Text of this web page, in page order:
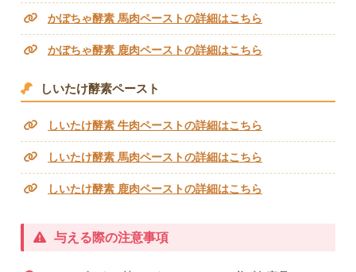
かぼちゃ酵素 馬肉ペーストの詳細はこちら
かぼちゃ酵素 鹿肉ペーストの詳細はこちら
しいたけ酵素ペースト
しいたけ酵素 牛肉ペーストの詳細はこちら
しいたけ酵素 馬肉ペーストの詳細はこちら
しいたけ酵素 鹿肉ペーストの詳細はこちら
与える際の注意事項